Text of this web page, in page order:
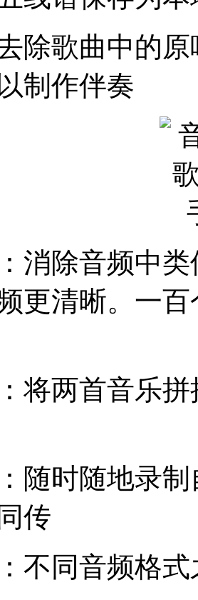
除歌曲中的
制作伴奏
消除音频中
更清晰。一
将两首音乐
随时随地录
传
不同音频格